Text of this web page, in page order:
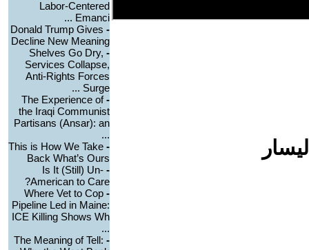
Labor-Centered
Emanci ...
-
Donald Trump Gives
Decline New Meaning
-
Shelves Go Dry,
Services Collapse,
Anti-Rights Forces
Surge ...
-
The Experience of
the Iraqi Communist
Partisans (Ansar): an
...
-
This is How We Take
Back What’s Ours
-
Is It (Still) Un-
American to Care?
-
Where Vet to Cop
Pipeline Led in Maine:
ICE Killing Shows Wh
...
-
The Meaning of Tell: